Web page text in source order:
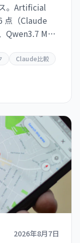
。Artificial
点（Claude
Qwen3.7 Max
問視する声
Claude比較
2026年8月7日